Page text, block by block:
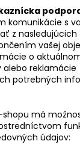
komunikácie s
z nasledujúcich
vašej
o aktuálnom
alebo reklamácie
potrebných
má
údajov: